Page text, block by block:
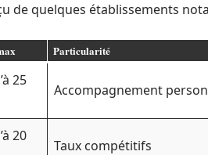
de quelques établissements
Particularité
25
Accompagnement
20
Taux compétitifs